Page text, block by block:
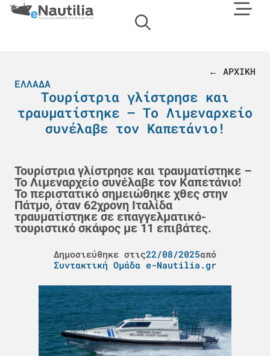
← ΑΡΧΙΚΗ
ΕΛΛΆΔΑ
Τουρίστρια γλίστρησε και
τραυματίστηκε – Το Λιμεναρχείο
συνέλαβε τον Καπετάνιο!
Τουρίστρια γλίστρησε και τραυματίστηκε –
Το Λιμεναρχείο συνέλαβε τον Καπετάνιο!
Το περιστατικό σημειώθηκε χθες στην
Πάτμο, όταν 62χρονη Ιταλίδα
τραυματίστηκε σε επαγγελματικό-
τουριστικό σκάφος με 11 επιβάτες.
Δημοσιεύθηκε στις22/08/2025από
Συντακτική Ομάδα e-Nautilia.gr